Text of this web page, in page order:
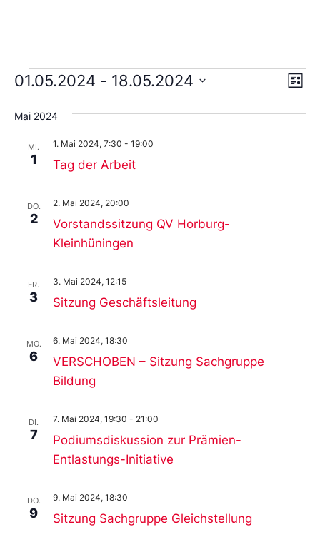
Liste
01.05.2024 - 18.05.2024
Sie
das
aus.
Mai 2024
MI.
1 Tag der Arbeit
1. Mai 2024, 7:30 - 19:00
DO.
2
Vorstandssitzung QV Horburg-
Kleinhüningen
2. Mai 2024, 20:00
FR.
3 Sitzung Geschäftsleitung
3. Mai 2024, 12:15
MO.
6
VERSCHOBEN – Sitzung Sachgruppe
Bildung
6. Mai 2024, 18:30
DI.
7
Podiumsdiskussion zur Prämien-
Entlastungs-Initiative
7. Mai 2024, 19:30 - 21:00
DO.
9 Sitzung Sachgruppe Gleichstellung
9. Mai 2024, 18:30